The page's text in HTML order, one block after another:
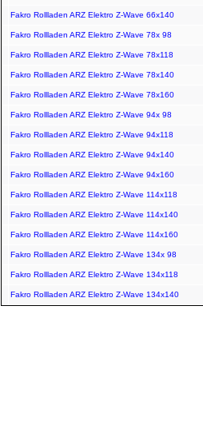
Fakro Rollladen ARZ Elektro Z-Wave 66x140
Fakro Rollladen ARZ Elektro Z-Wave 78x 98
Fakro Rollladen ARZ Elektro Z-Wave 78x118
Fakro Rollladen ARZ Elektro Z-Wave 78x140
Fakro Rollladen ARZ Elektro Z-Wave 78x160
Fakro Rollladen ARZ Elektro Z-Wave 94x 98
Fakro Rollladen ARZ Elektro Z-Wave 94x118
Fakro Rollladen ARZ Elektro Z-Wave 94x140
Fakro Rollladen ARZ Elektro Z-Wave 94x160
Fakro Rollladen ARZ Elektro Z-Wave 114x118
Fakro Rollladen ARZ Elektro Z-Wave 114x140
Fakro Rollladen ARZ Elektro Z-Wave 114x160
Fakro Rollladen ARZ Elektro Z-Wave 134x 98
Fakro Rollladen ARZ Elektro Z-Wave 134x118
Fakro Rollladen ARZ Elektro Z-Wave 134x140